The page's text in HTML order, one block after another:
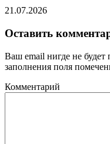
21.07.2026
Оставить
Ваш email нигде не будет
заполнения поля
Комментарий